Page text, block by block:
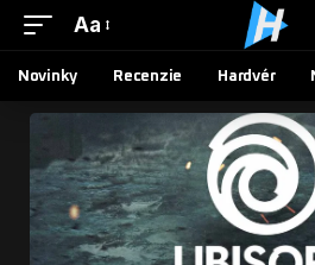
Aa
Novinky Recenzie Hardvér